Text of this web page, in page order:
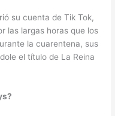
su cuenta de Tik Tok,
las largas horas que los
la cuarentena, sus
el título de La Reina